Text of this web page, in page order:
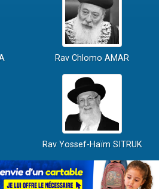
Rav Chlomo AMAR
Rav Yossef-Haïm SITRUK